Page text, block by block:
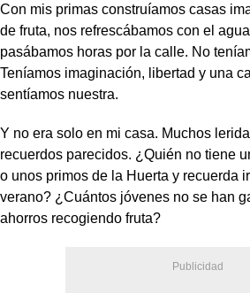
Con mis primas construíamos casas
de fruta, nos refrescábamos con el
pasábamos horas por la calle. No
Teníamos imaginación, libertad y una
sentíamos nuestra.
Y no era solo en mi casa. Muchos
recuerdos parecidos. ¿Quién no tiene
o unos primos de la Huerta y recuerda
verano? ¿Cuántos jóvenes no se han
ahorros recogiendo fruta?